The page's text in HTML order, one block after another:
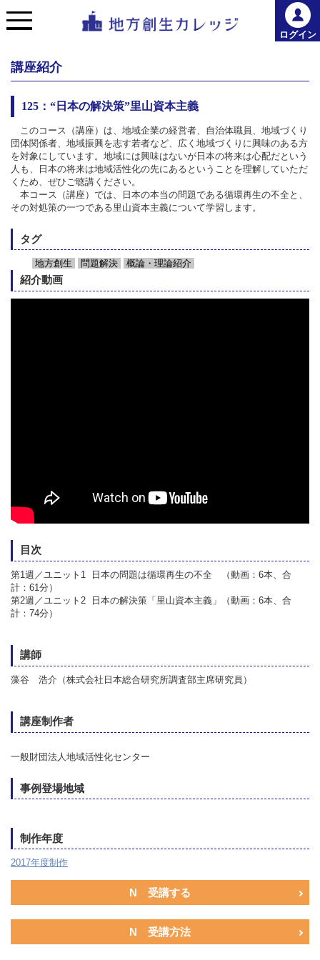
ログイン
講座紹介
125： “日本の解決策”里山資本主義
このコース（講座）は、地域企業の経営者、自治体職員、地域づくり
団体関係者、地域振興を志す若者など、広く地域づくりに興味のある方
を対象にしています。地域には興味はないが日本の将来は心配だという
人も、日本の将来は地域活性化の先にあるということを理解していただ
くため、ぜひご聴講ください。
本コース（講座）では、日本の本当の問題である循環再生の不全と、
その対処策の一つである里山資本主義について学習します。
タグ
地方創生 問題解決 概論・理論紹介
紹介動画
目次
第1週／ユニット1 日本の問題は循環再生の不全 （動画：6本、合
計：61分）
第2週／ユニット2 日本の解決策「里山資本主義」（動画：6本、合
計：74分）
講師
藻谷 浩介（株式会社日本総合研究所調査部主席研究員）
講座制作者
一般財団法人地域活性化センター
事例登場地域
制作年度
2017年度制作
N 受講する
N 受講方法